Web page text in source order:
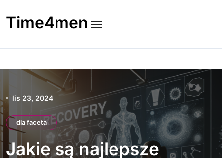
to
content
Time4men
lis 23, 2024
dla faceta
Jakie są najlepsze